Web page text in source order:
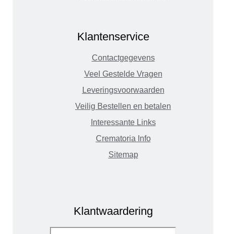
Klantenservice
Contactgegevens
Veel Gestelde Vragen
Leveringsvoorwaarden
Veilig Bestellen en betalen
Interessante Links
Crematoria Info
Sitemap
Klantwaardering